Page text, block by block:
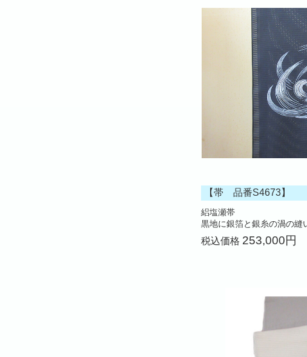
【帯 品番S4673】
絽塩瀬帯
黒地に銀箔と銀糸の渦の縫
税込価格 253,000円